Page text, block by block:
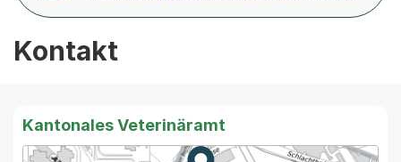
Kontakt
Kantonales Veterinäramt